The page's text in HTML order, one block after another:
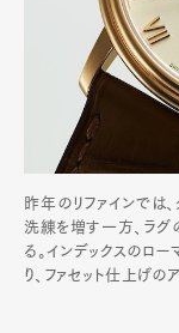
昨年のリファインでは
洗練を増す一方、ラグ
る。インデックスのロ
り、ファセット仕上げの